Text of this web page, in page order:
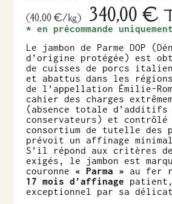
(40,00 €/kg) 340,00€
* en précommande
Le jambon de Parme DOP
d’origine protégée) est
de cuisses de porcs
et abattus dans les
de l’appellation Émilie-
cahier des charges
(absence totale d’additifs
conservateurs) et contrôlé
consortium de tutelle des
prévoit un affinage
S’il répond aux critères
exigés, le jambon est
couronne « Parma » au fer
17 mois d’affinage
exceptionnel par sa